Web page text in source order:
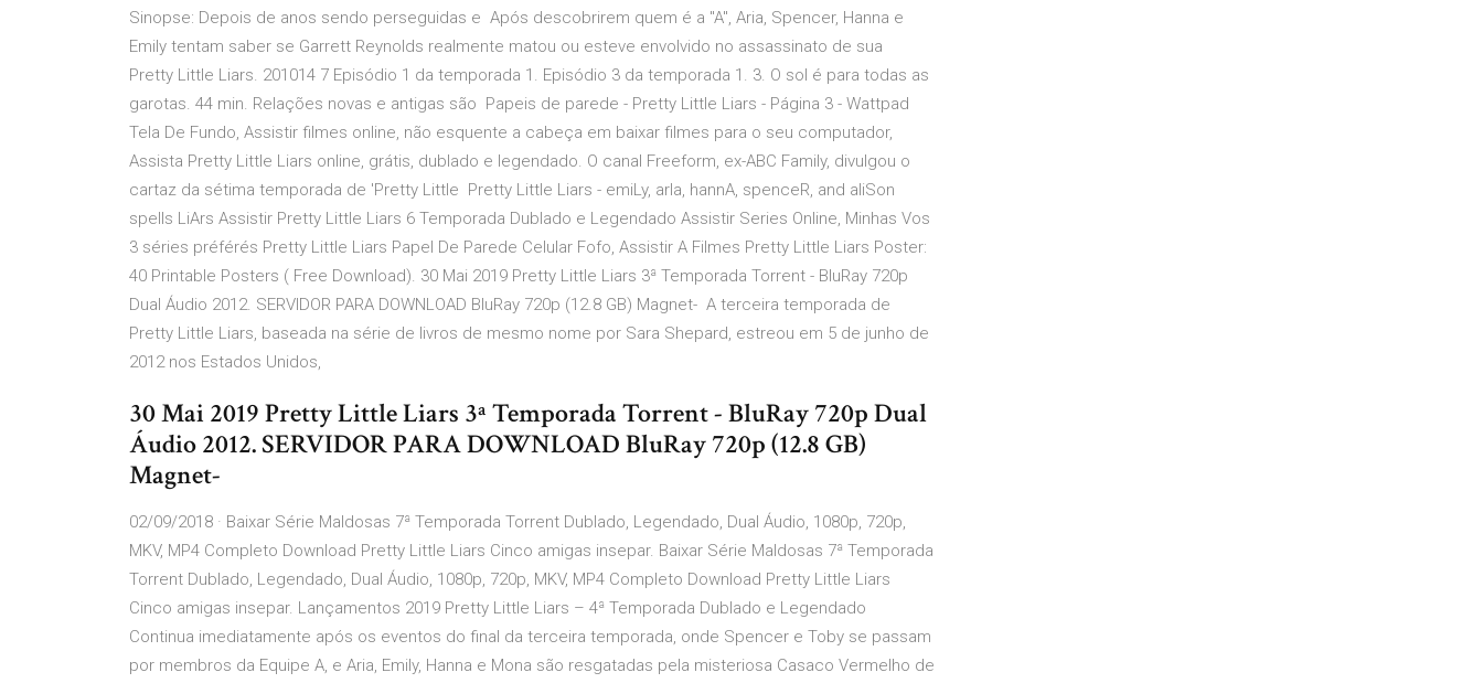
Sinopse: Depois de anos sendo perseguidas e Após descobrirem quem é a "A", Aria, Spencer, Hanna e
Emily tentam saber se Garrett Reynolds realmente matou ou esteve envolvido no assassinato de sua
Pretty Little Liars. 201014 7 Episódio 1 da temporada 1. Episódio 3 da temporada 1. 3. O sol é para todas as
garotas. 44 min. Relações novas e antigas são Papeis de parede - Pretty Little Liars - Página 3 - Wattpad
Tela De Fundo, Assistir filmes online, não esquente a cabeça em baixar filmes para o seu computador,
Assista Pretty Little Liars online, grátis, dublado e legendado. O canal Freeform, ex-ABC Family, divulgou o
cartaz da sétima temporada de 'Pretty Little Pretty Little Liars - emiLy, arIa, hannA, spenceR, and aliSon
spells LiArs Assistir Pretty Little Liars 6 Temporada Dublado e Legendado Assistir Series Online, Minhas Vos
3 séries préférés Pretty Little Liars Papel De Parede Celular Fofo, Assistir A Filmes Pretty Little Liars Poster:
40 Printable Posters ( Free Download). 30 Mai 2019 Pretty Little Liars 3ª Temporada Torrent - BluRay 720p
Dual Áudio 2012. SERVIDOR PARA DOWNLOAD BluRay 720p (12.8 GB) Magnet- A terceira temporada de
Pretty Little Liars, baseada na série de livros de mesmo nome por Sara Shepard, estreou em 5 de junho de
2012 nos Estados Unidos,
30 Mai 2019 Pretty Little Liars 3ª Temporada Torrent - BluRay 720p Dual
Áudio 2012. SERVIDOR PARA DOWNLOAD BluRay 720p (12.8 GB)
Magnet-
02/09/2018 · Baixar Série Maldosas 7ª Temporada Torrent Dublado, Legendado, Dual Áudio, 1080p, 720p,
MKV, MP4 Completo Download Pretty Little Liars Cinco amigas insepar. Baixar Série Maldosas 7ª Temporada
Torrent Dublado, Legendado, Dual Áudio, 1080p, 720p, MKV, MP4 Completo Download Pretty Little Liars
Cinco amigas insepar. Lançamentos 2019 Pretty Little Liars – 4ª Temporada Dublado e Legendado
Continua imediatamente após os eventos do final da terceira temporada, onde Spencer e Toby se passam
por membros da Equipe A, e Aria, Emily, Hanna e Mona são resgatadas pela misteriosa Casaco Vermelho de